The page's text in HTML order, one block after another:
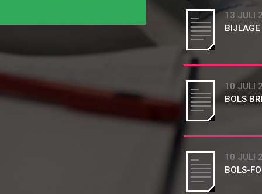
13 JULI
10 JULI
BOLS
10 JULI
BOLS-